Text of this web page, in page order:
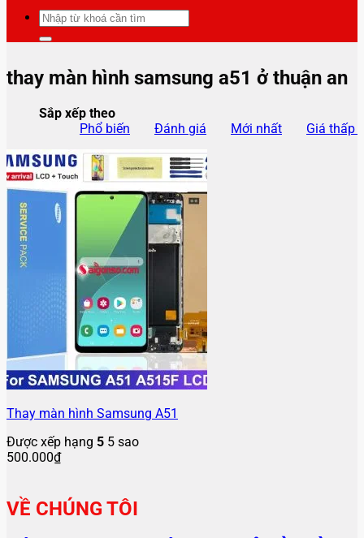
Tìm
kiếm:
thay màn hình samsung a51 ở thuận an
Sắp xếp theo
Phổ biến
Đánh giá Mới nhất Giá thấp
Thay màn hình Samsung A51
Được xếp hạng 5 5 sao
500.000₫
VỀ CHÚNG TÔI